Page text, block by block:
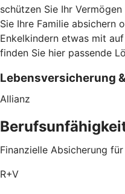
schützen Sie Ihr
Sie Ihre Familie absichern
Enkelkindern etwas mit
finden Sie hier passende
Lebensversicherung
Allianz
Finanzielle Absicherung
R+V